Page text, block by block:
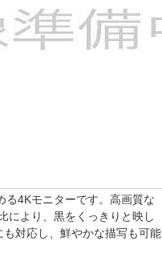
る4Kモニターです。高画質な
により、黒をくっきりと映し
対応し、鮮やかな描写も可能